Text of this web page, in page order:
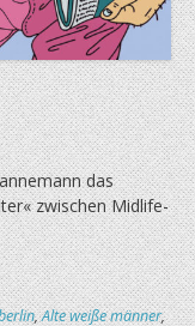
das
zwischen Midlife-
,Alte weiße männer,